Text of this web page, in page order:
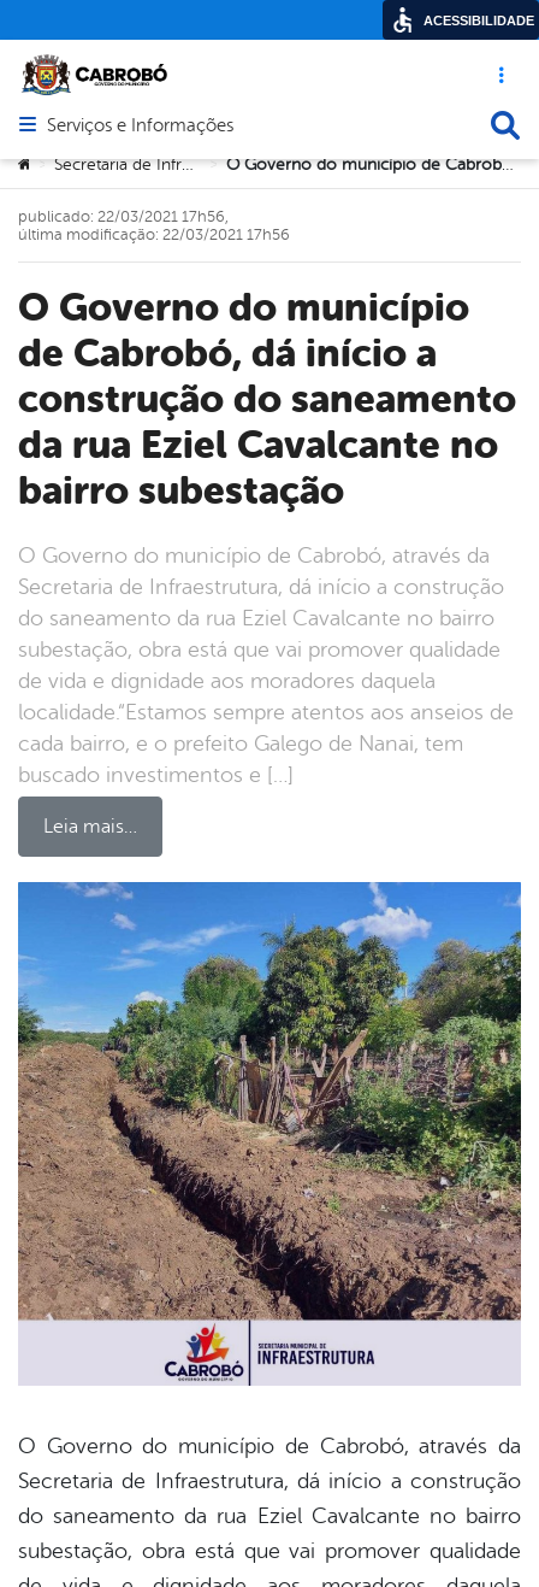
Acesso
Abrir menu principal de navegação
Serviços e Informações
Você está aqui:
> Secretaria de Infraestrutura > O Governo do município de Cabrobó, dá início a construção do saneamento da rua Eziel Cavalcante no bairro subestação
O Governo do município
de Cabrobó, dá início a
construção do saneamento
da rua Eziel Cavalcante no
bairro subestação
O Governo do município de Cabrobó, através da
Secretaria de Infraestrutura, dá início a construção
do saneamento da rua Eziel Cavalcante no bairro
subestação, obra está que vai promover qualidade
de vida e dignidade aos moradores daquela
localidade.“Estamos sempre atentos aos anseios de
cada bairro, e o prefeito Galego de Nanai, tem
buscado investimentos e […]
Leia mais…
publicado: 22/03/2021 17h56,
última modificação: 22/03/2021 17h56
O Governo do município de Cabrobó, através da
Secretaria de Infraestrutura, dá início a construção
do saneamento da rua Eziel Cavalcante no bairro
subestação, obra está que vai promover qualidade
ACESSIBILIDADE